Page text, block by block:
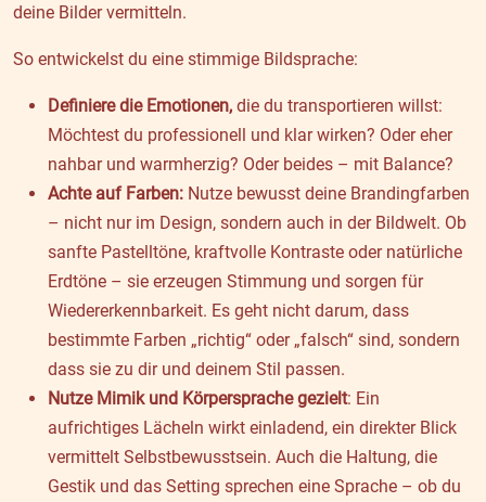
deine Bilder vermitteln.
So entwickelst du eine stimmige Bildsprache:
Definiere die Emotionen, die du transportieren willst:
Möchtest du professionell und klar wirken? Oder eher
nahbar und warmherzig? Oder beides – mit Balance?
Achte auf Farben: Nutze bewusst deine Brandingfarben
– nicht nur im Design, sondern auch in der Bildwelt. Ob
sanfte Pastelltöne, kraftvolle Kontraste oder natürliche
Erdtöne – sie erzeugen Stimmung und sorgen für
Wiedererkennbarkeit. Es geht nicht darum, dass
bestimmte Farben „richtig“ oder „falsch“ sind, sondern
dass sie zu dir und deinem Stil passen.
Nutze Mimik und Körpersprache gezielt: Ein
aufrichtiges Lächeln wirkt einladend, ein direkter Blick
vermittelt Selbstbewusstsein. Auch die Haltung, die
Gestik und das Setting sprechen eine Sprache – ob du